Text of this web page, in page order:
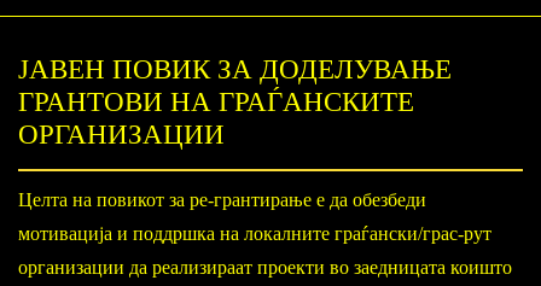
ЈАВЕН ПОВИК ЗА ДОДЕЛУВАЊЕ
ГРАНТОВИ НА ГРАЃАНСКИТЕ
ОРГАНИЗАЦИИ
Целта на повикот за ре-грантирање е да обезбеди
мотивација и поддршка на локалните граѓански/грас-рут
организации да реализираат проекти во заедницата коишто